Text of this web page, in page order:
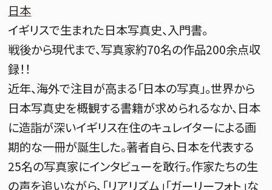
日本
イギリスで生まれた日本写真史、入門書。
戦後から現代まで、写真家約70名の作品200余点収
録！！
近年、海外で注目が高まる「日本の写真」。世界から
日本写真史を概観する書籍が求められるなか、日本
に造詣が深いイギリス在住のキュレイターによる画
期的な一冊が誕生した。著者自ら、日本を代表する
25名の写真家にインタビューを敢行。作家たちの生
の声を追いながら、「リアリズム」「ガーリーフォト」な